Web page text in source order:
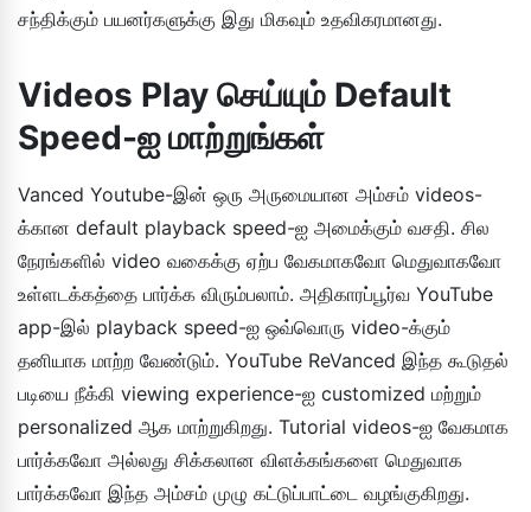
சந்திக்கும் பயனர்களுக்கு இது மிகவும் உதவிகரமானது.
Videos Play செய்யும் Default
Speed-ஐ மாற்றுங்கள்
Vanced Youtube-இன் ஒரு அருமையான அம்சம் videos-
க்கான default playback speed-ஐ அமைக்கும் வசதி. சில
நேரங்களில் video வகைக்கு ஏற்ப வேகமாகவோ மெதுவாகவோ
உள்ளடக்கத்தை பார்க்க விரும்பலாம். அதிகாரப்பூர்வ YouTube
app-இல் playback speed-ஐ ஒவ்வொரு video-க்கும்
தனியாக மாற்ற வேண்டும். YouTube ReVanced இந்த கூடுதல்
படியை நீக்கி viewing experience-ஐ customized மற்றும்
personalized ஆக மாற்றுகிறது. Tutorial videos-ஐ வேகமாக
பார்க்கவோ அல்லது சிக்கலான விளக்கங்களை மெதுவாக
பார்க்கவோ இந்த அம்சம் முழு கட்டுப்பாட்டை வழங்குகிறது.